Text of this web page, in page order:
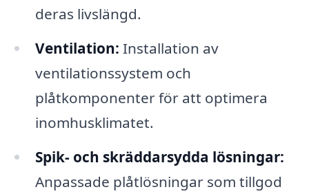
deras livslängd.
Ventilation: Installation av
ventilationssystem och
plåtkomponenter för att optimera
inomhusklimatet.
Spik- och skräddarsydda lösningar:
Anpassade plåtlösningar som tillgod